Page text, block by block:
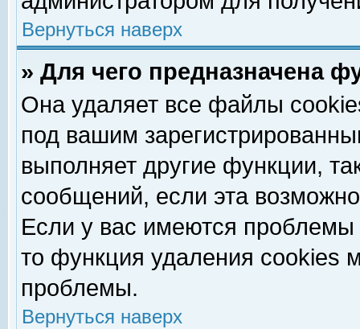
Вернуться наверх
» Для чего предназначена
Она удаляет все файлы
под вашим
выполняет другие функции,
сообщений, если эта
Если у вас имеются
то функция удаления cookies
проблемы.
Вернуться наверх